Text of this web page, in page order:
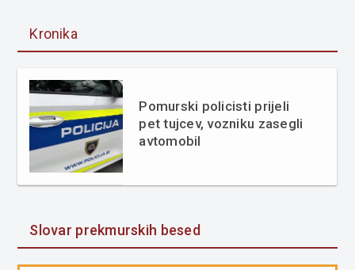
Kronika
Pomurski policisti prijeli
pet tujcev, vozniku zasegli
avtomobil
Slovar prekmurskih besed